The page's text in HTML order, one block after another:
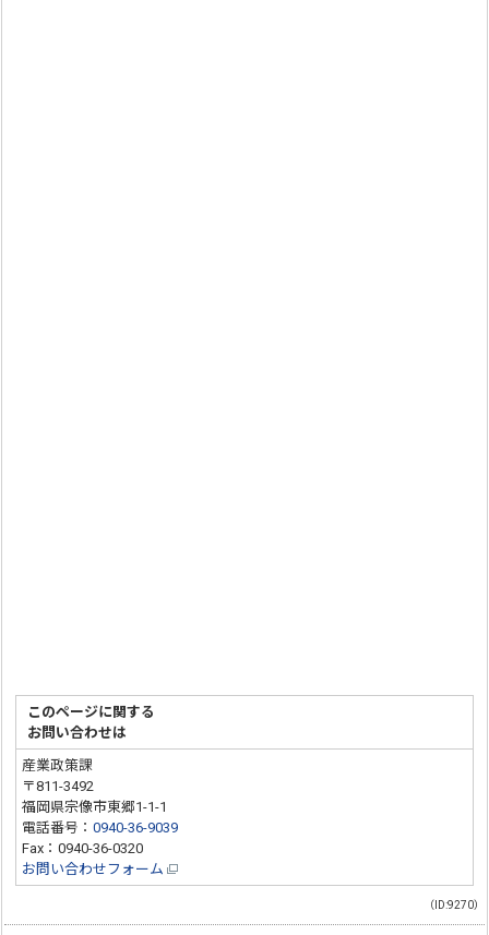
このページに関する
お問い合わせは
産業政策課
〒811-3492
福岡県宗像市東郷1-1-1
電話番号：0940-36-9039
Fax：0940-36-0320
お問い合わせフォーム
（ID:9270）